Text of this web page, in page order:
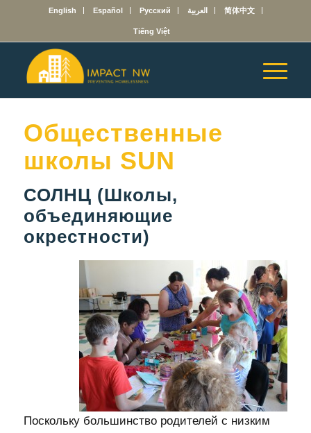
English Español Русский العربية 简体中文
Tiếng Việt
Общественные
школы SUN
СОЛНЦ (Школы,
объединяющие
окрестности)
Поскольку большинство родителей с низким